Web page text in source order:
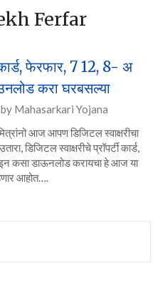
Ferfar
फेरफार, 7 12, 8- अ
करा घरबसल्या
by Mahasarkari Yojana
आज आपण डिजिटल स्वाक्षरीचा
डिजिटल स्वाक्षरीचे प्रॉपर्टी कार्ड,
कसा डाऊनलोड करायचा हे आज या
आहोत….